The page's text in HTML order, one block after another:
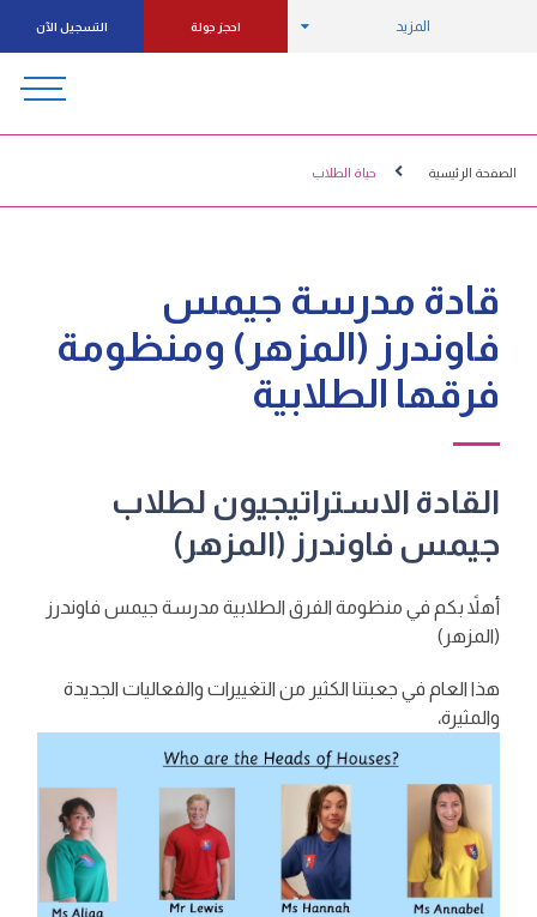
المزيد احجز جولة التسجيل الآن
الصفحة الرئيسية حياة الطلاب
قادة مدرسة جيمس
فاوندرز (المزهر) ومنظومة
فرقها الطلابية
القادة الاستراتيجيون لطلاب
جيمس فاوندرز (المزهر)
أهلاً بكم في منظومة الفرق الطلابية مدرسة جيمس فاوندرز
(المزهر)
هذا العام في جعبتنا الكثير من التغييرات والفعاليات الجديدة
والمثيرة،